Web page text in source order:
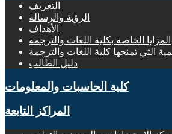
التعريف
الرؤية والرسالة
الأهداف
المزايا الخاصة بكلية اللغات والترجمة
التي تمنحها كلية اللغات والترجمة
دليل الطالب
كلية الحاسبات والمعلومات
المراكز التابعة